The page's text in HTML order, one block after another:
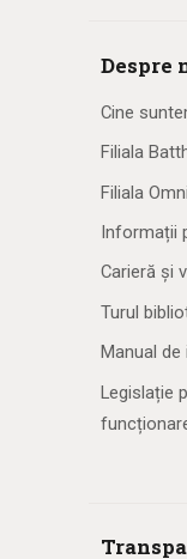
Despre
Cine
Filiala
Filiala
Informații
Carieră și
Turul
Manual
Legislație